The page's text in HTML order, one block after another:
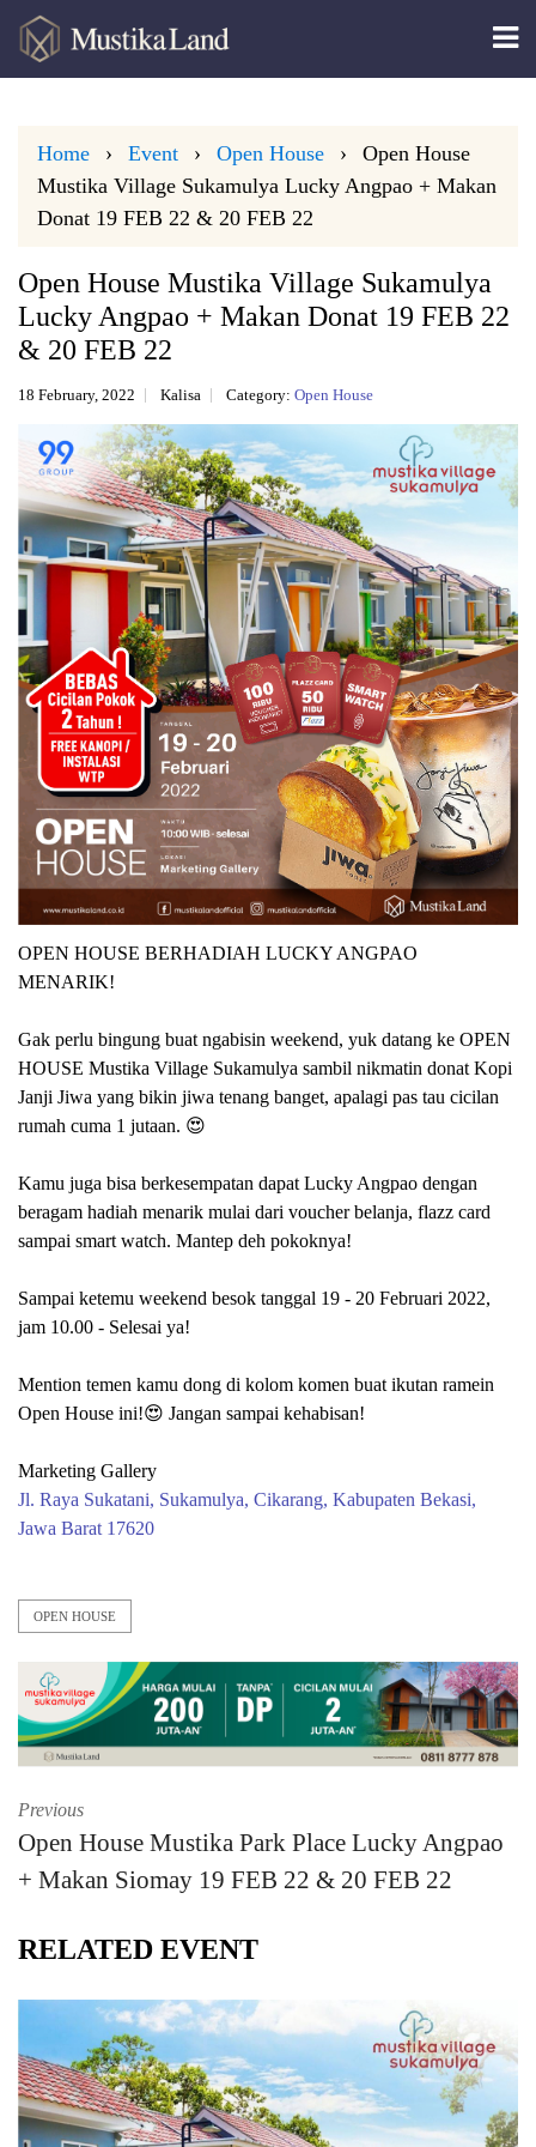
Home Event Open House
Open House
Mustika Village Sukamulya Lucky Angpao + Makan
Donat 19 FEB 22 & 20 FEB 22
Open House Mustika Village Sukamulya
Lucky Angpao + Makan Donat 19 FEB 22
& 20 FEB 22
18 February, 2022 Kalisa Category: Open House
OPEN HOUSE BERHADIAH LUCKY ANGPAO
MENARIK!
Gak perlu bingung buat ngabisin weekend, yuk datang ke OPEN
HOUSE Mustika Village Sukamulya sambil nikmatin donat Kopi
Janji Jiwa yang bikin jiwa tenang banget, apalagi pas tau cicilan
rumah cuma 1 jutaan. 😍
Kamu juga bisa berkesempatan dapat Lucky Angpao dengan
beragam hadiah menarik mulai dari voucher belanja, flazz card
sampai smart watch. Mantep deh pokoknya!
Sampai ketemu weekend besok tanggal 19 - 20 Februari 2022,
jam 10.00 - Selesai ya!
Mention temen kamu dong di kolom komen buat ikutan ramein
Open House ini!😍 Jangan sampai kehabisan!
Marketing Gallery
Jl. Raya Sukatani, Sukamulya, Cikarang, Kabupaten Bekasi,
Jawa Barat 17620
OPEN HOUSE
Previous
Open House Mustika Park Place Lucky Angpao
+ Makan Siomay 19 FEB 22 & 20 FEB 22
RELATED EVENT